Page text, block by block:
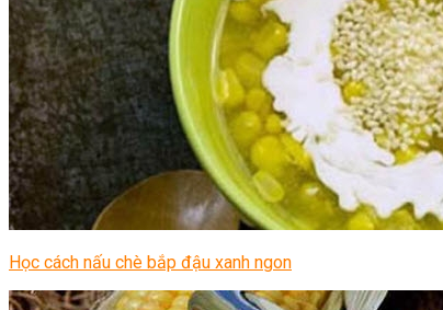
Học cách nấu chè bắp đậu xanh ngon